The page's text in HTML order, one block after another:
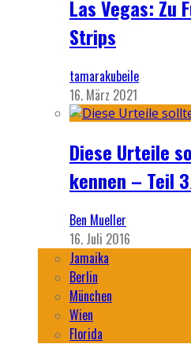
Las Vegas: Zu
Strips
tamarakubeile
16. März 2021
Diese Urteile
kennen – Teil
Ben Mueller
16. Juli 2016
Jamaika
Berlin
München
Wien
Florida